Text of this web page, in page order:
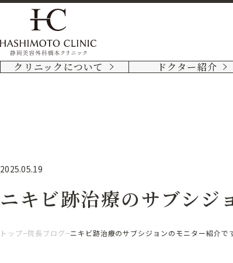
クリニックについて ドクター紹介
2025.05.19
ニキビ跡治療のサブシジ
トップ 院長ブログ ニキビ跡治療のサブシジョンのモニター紹介で